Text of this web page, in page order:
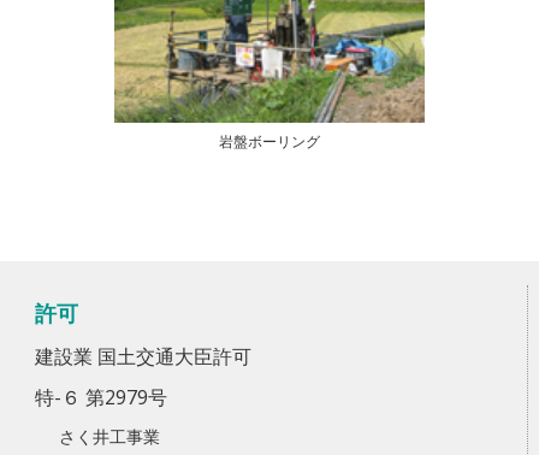
岩盤ボーリング
許可
建設業 国土交通大臣許可
特-６ 第2979号
さく井工事業